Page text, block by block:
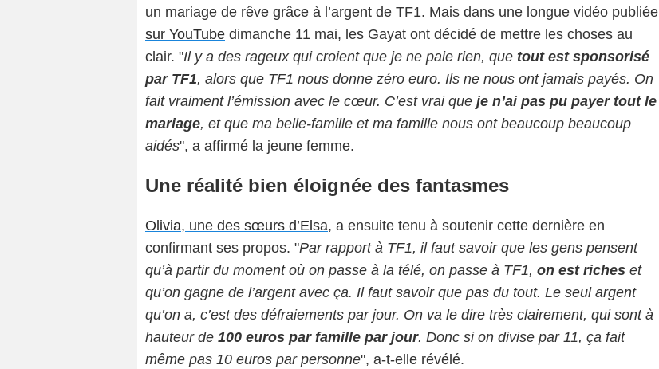
un mariage de rêve grâce à l’argent de TF1. Mais dans une longue vidéo publiée
sur YouTube dimanche 11 mai, les Gayat ont décidé de mettre les choses au
clair. "Il y a des rageux qui croient que je ne paie rien, que tout est sponsorisé
par TF1, alors que TF1 nous donne zéro euro. Ils ne nous ont jamais payés. On
fait vraiment l’émission avec le cœur. C’est vrai que je n’ai pas pu payer tout le
mariage, et que ma belle-famille et ma famille nous ont beaucoup beaucoup
aidés", a affirmé la jeune femme.
Une réalité bien éloignée des fantasmes
Olivia, une des sœurs d’Elsa, a ensuite tenu à soutenir cette dernière en
confirmant ses propos. "Par rapport à TF1, il faut savoir que les gens pensent
qu’à partir du moment où on passe à la télé, on passe à TF1, on est riches et
qu’on gagne de l’argent avec ça. Il faut savoir que pas du tout. Le seul argent
qu’on a, c’est des défraiements par jour. On va le dire très clairement, qui sont à
hauteur de 100 euros par famille par jour. Donc si on divise par 11, ça fait
même pas 10 euros par personne", a-t-elle révélé.